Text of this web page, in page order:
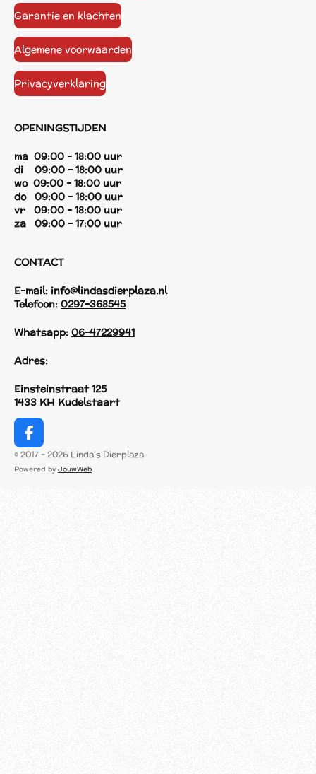
Garantie en klachten
Algemene voorwaarden
Privacyverklaring
OPENINGSTIJDEN
ma 09:00 - 18:00 uur
di 09:00 - 18:00 uur
wo 09:00 - 18:00 uur
do 09:00 - 18:00 uur
vr 09:00 - 18:00 uur
za 09:00 - 17:00 uur
CONTACT
E-mail: info@lindasdierplaza.nl
Telefoon: 0297-368545
Whatsapp: 06-47229941
Adres:
Einsteinstraat 125
1433 KH Kudelstaart
F
a
c
© 2017 - 2026 Linda's Dierplaza
Powered by JouwWeb